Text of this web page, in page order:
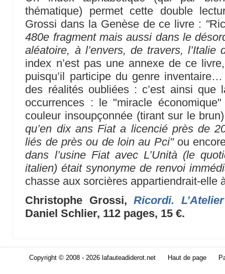
thématique) permet cette double
Grossi dans la Genèse de ce livre : "
480e fragment mais aussi dans le
aléatoire, à l’envers, de travers, l’Italie
index n’est pas une annexe de ce
puisqu’il participe du genre
des réalités oubliées : c’est ainsi que
occurrences : le "miracle
couleur insoupçonnée (tirant sur le
qu’en dix ans Fiat a licencié près de
liés de près ou de loin au Pci"ou
dans l’usine Fiat avec L’Unità (le
italien) était synonyme de renvoi
chasse aux sorcières appartiendrait-elle
Christophe Grossi,Ricordi.
Daniel Schlier, 112 pages, 15 €.
Copyright © 2008 - 2026 lafauteadiderot.net Haut de page